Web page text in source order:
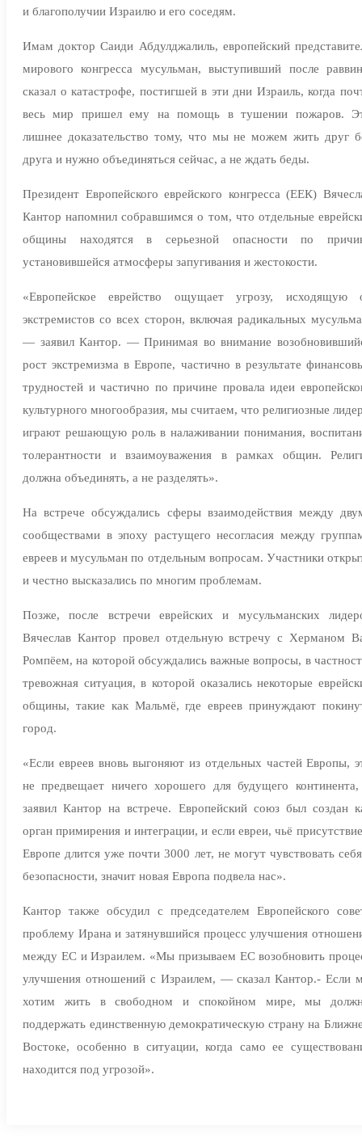
и благополучии Израилю и его соседям.
Имам доктор Саиди Абдулджалиль, европейский
мирового конгресса мусульман, выступивший после
сказал о катастрофе, постигшей в эти дни Израиль, когда
весь мир пришел ему на помощь в тушении пожаров.
лишнее доказательство тому, что мы не можем жить друг
друга и нужно объединяться сейчас, а не ждать беды.
Президент Европейского еврейского конгресса (ЕЕК)
Кантор напомнил собравшимся о том, что отдельные
общины находятся в серьезной опасности по
установившейся атмосферы запугивания и жестокости.
«Европейское еврейство ощущает угрозу, исходящую
экстремистов со всех сторон, включая радикальных
— заявил Кантор. — Принимая во внимание
рост экстремизма в Европе, частично в результате
трудностей и частично по причине провала идеи
культурного многообразия, мы считаем, что религиозные
играют решающую роль в налаживании понимания,
толерантности и взаимоуважения в рамках общин.
должна объединять, а не разделять».
На встрече обсуждались сферы взаимодействия между
сообществами в эпоху растущего несогласия между
евреев и мусульман по отдельным вопросам. Участники
и честно высказались по многим проблемам.
Позже, после встречи еврейских и мусульманских
Вячеслав Кантор провел отдельную встречу с Херманом
Ромпёем, на которой обсуждались важные вопросы, в
тревожная ситуация, в которой оказались некоторые
общины, такие как Мальмё, где евреев принуждают
город.
«Если евреев вновь выгоняют из отдельных частей Европы,
не предвещает ничего хорошего для будущего
заявил Кантор на встрече. Европейский союз был создан
орган примирения и интеграции, и если евреи, чьё
Европе длится уже почти 3000 лет, не могут чувствовать
безопасности, значит новая Европа подвела нас».
Кантор также обсудил с председателем Европейского
проблему Ирана и затянувшийся процесс улучшения
между ЕС и Израилем. «Мы призываем ЕС возобновить
улучшения отношений с Израилем, — сказал Кантор.- Если
хотим жить в свободном и спокойном мире, мы
поддержать единственную демократическую страну на
Востоке, особенно в ситуации, когда само ее
находится под угрозой».